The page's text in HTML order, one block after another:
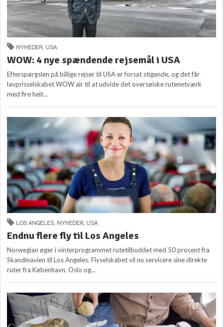
NYHEDER, USA
WOW: 4 nye spændende rejsemål i USA
Efterspørgslen på billige rejser til USA er forsat stigende, og det får
lavprisselskabet WOW air til at udvide det oversøiske rutenetværk
med fire helt...
LOS ANGELES, NYHEDER, USA
Endnu flere fly til Los Angeles
Norwegian øger i vinterprogrammet rutetilbuddet med 50 procent fra
Skandinavien til Los Angeles. Flyselskabet vil nu servicere sine direkte
ruter fra København, Oslo og...